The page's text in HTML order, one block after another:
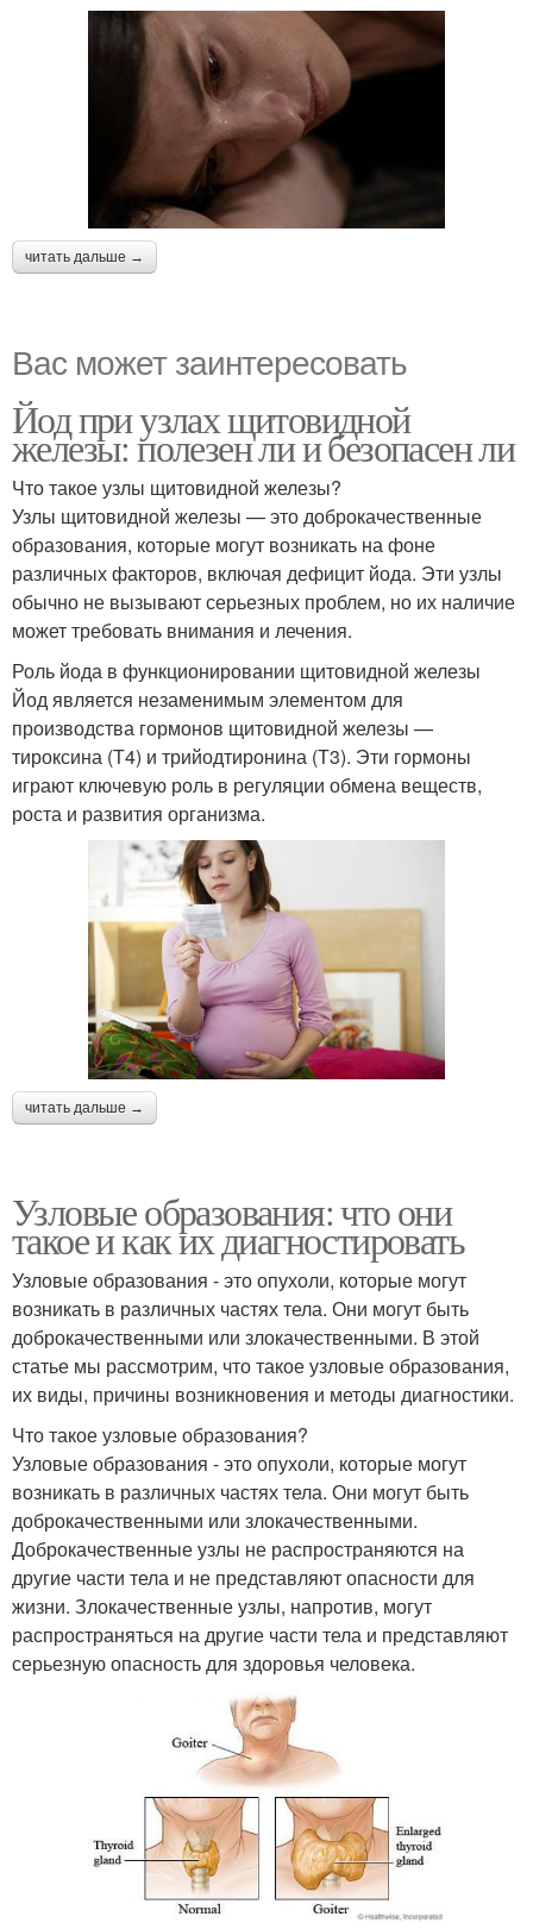
читать дальше →
Вас может заинтересовать
Йод при узлах щитовидной
железы: полезен ли и безопасен ли
Что такое узлы щитовидной железы?
Узлы щитовидной железы — это доброкачественные
образования, которые могут возникать на фоне
различных факторов, включая дефицит йода. Эти узлы
обычно не вызывают серьезных проблем, но их наличие
может требовать внимания и лечения.
Роль йода в функционировании щитовидной железы
Йод является незаменимым элементом для
производства гормонов щитовидной железы —
тироксина (Т4) и трийодтиронина (Т3). Эти гормоны
играют ключевую роль в регуляции обмена веществ,
роста и развития организма.
читать дальше →
Узловые образования: что они
такое и как их диагностировать
Узловые образования - это опухоли, которые могут
возникать в различных частях тела. Они могут быть
доброкачественными или злокачественными. В этой
статье мы рассмотрим, что такое узловые образования,
их виды, причины возникновения и методы диагностики.
Что такое узловые образования?
Узловые образования - это опухоли, которые могут
возникать в различных частях тела. Они могут быть
доброкачественными или злокачественными.
Доброкачественные узлы не распространяются на
другие части тела и не представляют опасности для
жизни. Злокачественные узлы, напротив, могут
распространяться на другие части тела и представляют
серьезную опасность для здоровья человека.